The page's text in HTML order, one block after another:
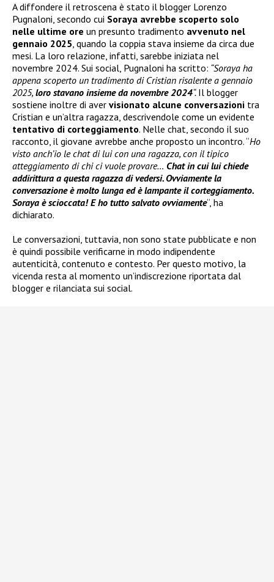
A diffondere il retroscena è stato il blogger Lorenzo
Pugnaloni, secondo cui Soraya avrebbe scoperto solo
nelle ultime ore un presunto tradimento avvenuto nel
gennaio 2025, quando la coppia stava insieme da circa due
mesi. La loro relazione, infatti, sarebbe iniziata nel
novembre 2024. Sui social, Pugnaloni ha scritto: “Soraya ha
appena scoperto un tradimento di Cristian risalente a gennaio
2025, loro stavano insieme da novembre 2024“. Il blogger
sostiene inoltre di aver visionato alcune conversazioni tra
Cristian e un’altra ragazza, descrivendole come un evidente
tentativo di corteggiamento. Nelle chat, secondo il suo
racconto, il giovane avrebbe anche proposto un incontro. “Ho
visto anch’io le chat di lui con una ragazza, con il tipico
atteggiamento di chi ci vuole provare… Chat in cui lui chiede
addirittura a questa ragazza di vedersi. Ovviamente la
conversazione è molto lunga ed è lampante il corteggiamento.
Soraya è scioccata! E ho tutto salvato ovviamente“, ha
dichiarato.
Le conversazioni, tuttavia, non sono state pubblicate e non
è quindi possibile verificarne in modo indipendente
autenticità, contenuto e contesto. Per questo motivo, la
vicenda resta al momento un’indiscrezione riportata dal
blogger e rilanciata sui social.